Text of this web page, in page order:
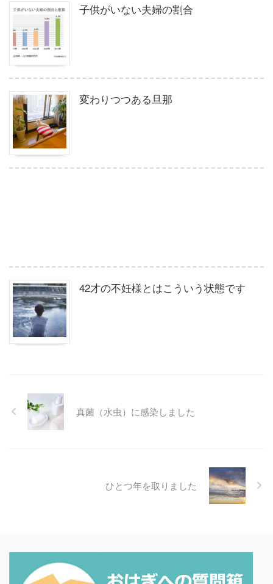
子供がいない夫婦の割合
変わりつつある旦那
42才の不妊様とはこういう状態です
真菌（水虫）に感染しました
ひとつ年を取りました